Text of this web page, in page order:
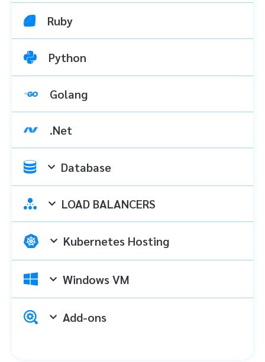
Ruby
Python
Golang
.Net
Database
LOAD BALANCERS
Kubernetes Hosting
Windows VM
Add-ons